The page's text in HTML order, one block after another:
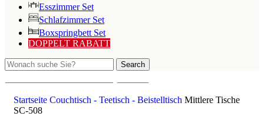
Esszimmer Set
Schlafzimmer Set
Boxspringbett Set
DOPPELT RABATT
Search
Startseite Couchtisch - Teetisch - Beistelltisch Mittlere Tische
SC-508